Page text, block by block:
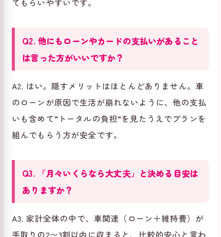
てもらいやすいです。
Q2. 他にもローンやカードの支払いがあること
は言った方がいいですか？
A2. はい。隠すメリットはほとんどありません。車
のローンが原因で生活が崩れないように、他の支払
いも含めて”トータルの負担”を見たうえでプランを
組んでもらう方が安全です。
Q3. 「月々いくらなら大丈夫」と決める目安は
ありますか？
A3. 家計全体の中で、車関連（ローン＋維持費）が